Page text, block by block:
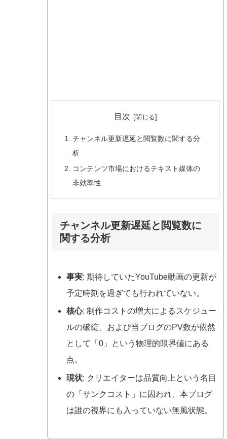
目次
チャンネル更新遅延と閲覧数に関する分
析
コンテンツ市場におけるテキスト媒体の
非効率性
チャンネル更新遅延と閲覧数に
関する分析
事実: 期待していたYouTube動画の更新が
予定時刻を過ぎても行われていない。
核心: 制作コストの増大によるスケジュー
ルの破綻、および当ブログのPV数が依然
として「0」という物理的限界値にある
点。
現状: クリエイターは品質向上という名目
の「サンクコスト」に囚われ、本ブログ
は誰の視界にも入っていない無風状態。